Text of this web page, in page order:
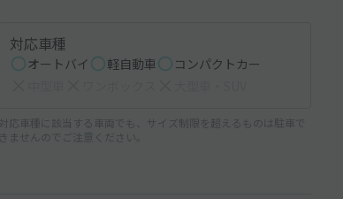
対応車種
オートバイ 軽自動車
コンパクトカー
対応車種に該当する車両でも、サイズ制限を超えるものは駐車で
きませんのでご注意ください。